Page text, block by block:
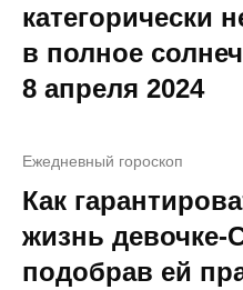
категорически
в полное
8 апреля 2024
Ежедневный гороскоп
Как
жизнь девочке-
подобрав ей